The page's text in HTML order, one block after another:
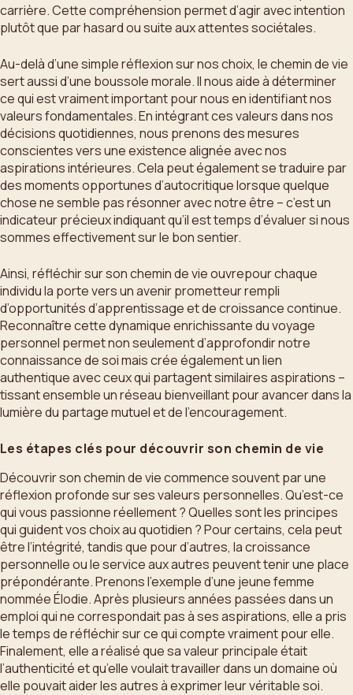
carrière. Cette compréhension permet d’agir avec intention
plutôt que par hasard ou suite aux attentes sociétales.
Au-delà d’une simple réflexion sur nos choix, le chemin de vie
sert aussi d’une boussole morale. Il nous aide à déterminer
ce qui est vraiment important pour nous en identifiant nos
valeurs fondamentales. En intégrant ces valeurs dans nos
décisions quotidiennes, nous prenons des mesures
conscientes vers une existence alignée avec nos
aspirations intérieures. Cela peut également se traduire par
des moments opportunes d’autocritique lorsque quelque
chose ne semble pas résonner avec notre être – c’est un
indicateur précieux indiquant qu’il est temps d’évaluer si nous
sommes effectivement sur le bon sentier.
Ainsi, réfléchir sur son chemin de vie ouvrepour chaque
individu la porte vers un avenir prometteur rempli
d’opportunités d’apprentissage et de croissance continue.
Reconnaître cette dynamique enrichissante du voyage
personnel permet non seulement d’approfondir notre
connaissance de soi mais crée également un lien
authentique avec ceux qui partagent similaires aspirations –
tissant ensemble un réseau bienveillant pour avancer dans la
lumière du partage mutuel et de l’encouragement.
Les étapes clés pour découvrir son chemin de vie
Découvrir son chemin de vie commence souvent par une
réflexion profonde sur ses valeurs personnelles. Qu’est-ce
qui vous passionne réellement ? Quelles sont les principes
qui guident vos choix au quotidien ? Pour certains, cela peut
être l’intégrité, tandis que pour d’autres, la croissance
personnelle ou le service aux autres peuvent tenir une place
prépondérante. Prenons l’exemple d’une jeune femme
nommée Élodie. Après plusieurs années passées dans un
emploi qui ne correspondait pas à ses aspirations, elle a pris
le temps de réfléchir sur ce qui compte vraiment pour elle.
Finalement, elle a réalisé que sa valeur principale était
l’authenticité et qu’elle voulait travailler dans un domaine où
elle pouvait aider les autres à exprimer leur véritable soi.